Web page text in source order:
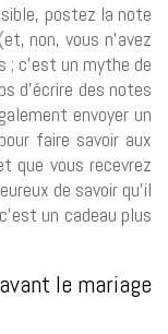
postez la note
non, vous n’avez
; c’est un mythe de
d’écrire des notes
envoyer un
faire savoir aux
que vous recevrez
de savoir qu’il
un cadeau plus
le mariage